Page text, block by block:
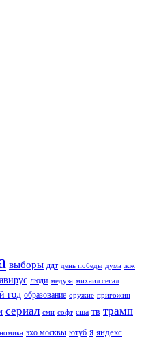
выборы ддт день победы дума жж
люди медуза михаил сегал
год образование оружие пригожин
сериал сми софт сша тв трамп
эхо москвы ютуб я яндекс